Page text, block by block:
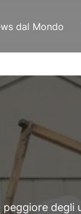
dal Mondo
degli